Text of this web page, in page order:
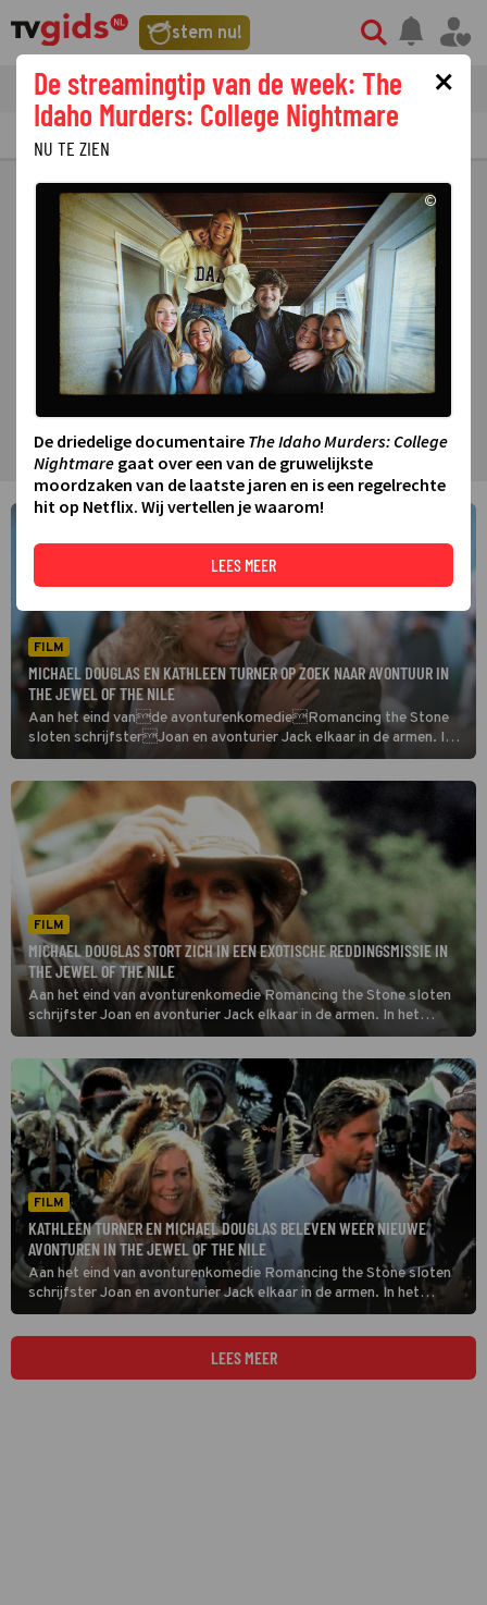
stem nu!
tvgids streaming nieuws
PRIMETIME GEMIST
FILM
MICHAEL DOUGLAS EN KATHLEEN TURNER OP ZOEK NAAR AVONTUUR IN
THE JEWEL OF THE NILE
Aan het eind vande avonturenkomedieRomancing the Stone
sloten schrijfsterJoan en avonturier Jack elkaar in de armen. In
dit vervolg, The Jewel of the Nile, leiden ze samen een heerlijk
leventje.
FILM
MICHAEL DOUGLAS STORT ZICH IN EEN EXOTISCHE REDDINGSMISSIE IN
THE JEWEL OF THE NILE
Aan het eind van avonturenkomedie Romancing the Stone sloten
schrijfster Joan en avonturier Jack elkaar in de armen. In het
vervolg The Jewel of the Nile leiden ze samen een heerlijk leventje.
FILM
KATHLEEN TURNER EN MICHAEL DOUGLAS BELEVEN WEER NIEUWE
AVONTUREN IN THE JEWEL OF THE NILE
Aan het eind van avonturenkomedie Romancing the Stone sloten
schrijfster Joan en avonturier Jack elkaar in de armen. In het
vervolg The Jewel of the Nile leiden ze samen een heerlijk leventje.
LEES MEER
×
De streamingtip van de week: The
Idaho Murders: College Nightmare
NU TE ZIEN
©
De driedelige documentaire The Idaho Murders: College
Nightmare gaat over een van de gruwelijkste
moordzaken van de laatste jaren en is een regelrechte
hit op Netflix. Wij vertellen je waarom!
LEES MEER